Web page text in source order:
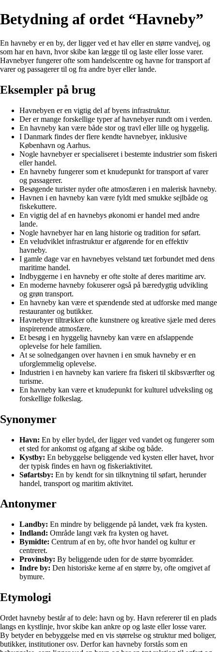
Betydning af ordet “Havneby”
En havneby er en by, der ligger ved et hav eller en større vandvej, og
som har en havn, hvor skibe kan lægge til og laste eller losse varer.
Havnebyer fungerer ofte som handelscentre og havne for transport af
varer og passagerer til og fra andre byer eller lande.
Eksempler på brug
Havnebyen er en vigtig del af byens infrastruktur.
Der er mange forskellige typer af havnebyer rundt om i verden.
En havneby kan være både stor og travl eller lille og hyggelig.
I Danmark findes der flere kendte havnebyer, inklusive
København og Aarhus.
Nogle havnebyer er specialiseret i bestemte industrier som fiskeri
eller handel.
En havneby fungerer som et knudepunkt for transport af varer
og passagerer.
Besøgende turister nyder ofte atmosfæren i en malerisk havneby.
Havnen i en havneby kan være fyldt med smukke sejlbåde og
fiskekuttere.
En vigtig del af en havnebys økonomi er handel med andre
lande.
Nogle havnebyer har en lang historie og tradition for søfart.
En veludviklet infrastruktur er afgørende for en effektiv
havneby.
I gamle dage var en havnebyes velstand tæt forbundet med dens
maritime handel.
Indbyggerne i en havneby er ofte stolte af deres maritime arv.
En moderne havneby fokuserer også på bæredygtig udvikling
og grøn transport.
En havneby kan være et spændende sted at udforske med mange
restauranter og butikker.
Havnebyer tiltrækker ofte kunstnere og kreative sjæle med deres
inspirerende atmosfære.
Et besøg i en hyggelig havneby kan være en afslappende
oplevelse for hele familien.
At se solnedgangen over havnen i en smuk havneby er en
uforglemmelig oplevelse.
Industrien i en havneby kan variere fra fiskeri til skibsværfter og
turisme.
En havneby kan være et knudepunkt for kulturel udveksling og
forskellige folkeslag.
Synonymer
Havn: En by eller bydel, der ligger ved vandet og fungerer som
et sted for ankomst og afgang af skibe og både.
Kystby: En bebyggelse beliggende ved kysten eller havet, hvor
der typisk findes en havn og fiskeriaktivitet.
Søfartsby: En by kendt for sin tilknytning til søfart, herunder
handel, transport og maritim aktivitet.
Antonymer
Landby: En mindre by beliggende på landet, væk fra kysten.
Indland: Område langt væk fra kysten og havet.
Bymidte: Centrum af en by, ofte hvor handel og kultur er
centreret.
Provinsby: By beliggende uden for de større byområder.
Indre by: Den historiske kerne af en større by, ofte omgivet af
bymure.
Etymologi
Ordet havneby består af to dele: havn og by. Havn refererer til en plads
langs en kystlinje, hvor skibe kan ankre op og laste eller losse varer.
By betyder en bebyggelse med en vis størrelse og struktur med boliger,
butikker, institutioner osv. Derfor kan havneby forstås som en